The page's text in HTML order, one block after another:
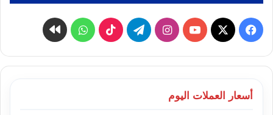
فيسبوك
‫X
‫YouTubeانستقرامتيلقرام ‫TikTokواتسابكواى
أسعار العملات اليوم